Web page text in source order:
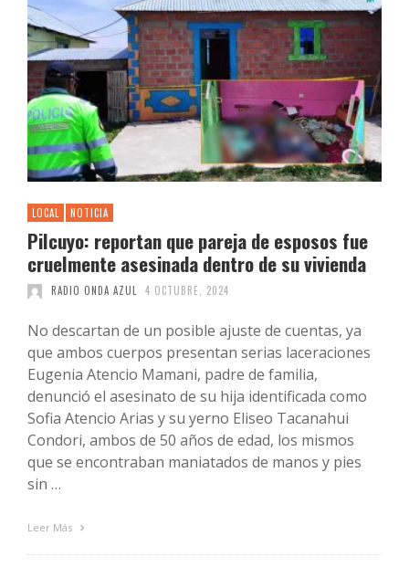
LOCAL NOTICIA
Pilcuyo: reportan que pareja de esposos fue
cruelmente asesinada dentro de su vivienda
RADIO ONDA AZUL 4 OCTUBRE, 2024
No descartan de un posible ajuste de cuentas, ya
que ambos cuerpos presentan serias laceraciones
Eugenia Atencio Mamani, padre de familia,
denunció el asesinato de su hija identificada como
Sofia Atencio Arias y su yerno Eliseo Tacanahui
Condori, ambos de 50 años de edad, los mismos
que se encontraban maniatados de manos y pies
sin …
Leer Más